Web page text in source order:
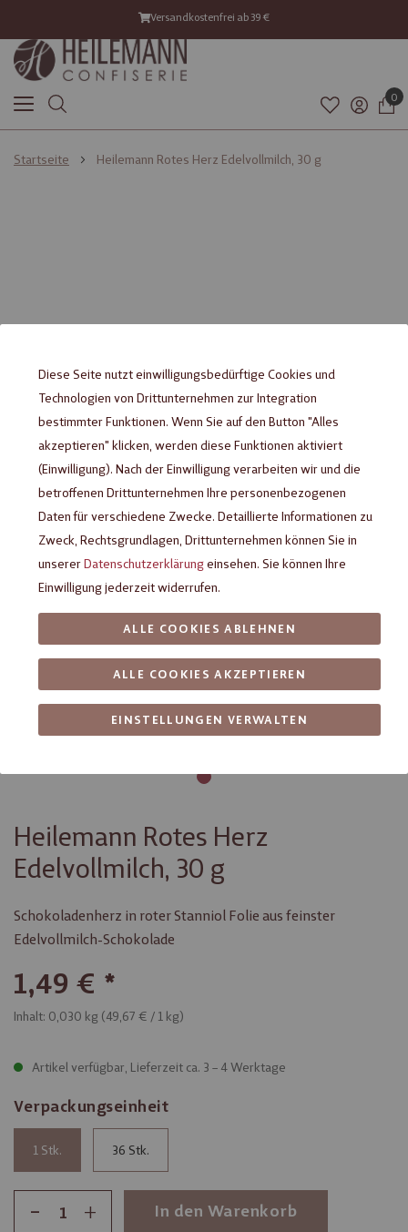
Versandkostenfrei ab 39 €
0
Startseite Heilemann Rotes Herz Edelvollmilch, 30 g
Heilemann Rotes Herz
Edelvollmilch, 30 g
1,49 €
Schokoladenherz in roter Stanniol Folie aus feinster
Edelvollmilch-Schokolade
Inhalt: 0,030 kg (49,67 € / 1 kg)
Artikel verfügbar, Lieferzeit ca. 3 – 4 Werktage
Verpackungseinheit
1 36
- + In den Warenkorb
Diese Seite nutzt einwilligungsbedürftige Cookies und
Technologien von Drittunternehmen zur Integration
bestimmter Funktionen. Wenn Sie auf den Button "Alles
akzeptieren" klicken, werden diese Funktionen aktiviert
(Einwilligung). Nach der Einwilligung verarbeiten wir und die
betroffenen Drittunternehmen Ihre personenbezogenen
Daten für verschiedene Zwecke. Detaillierte Informationen zu
Zweck, Rechtsgrundlagen, Drittunternehmen können Sie in
unsererDatenschutzerklärungeinsehen. Sie können Ihre
Einwilligung jederzeit widerrufen.
EINSTELLUNGEN VERWALTEN
ALLE COOKIES AKZEPTIEREN
ALLE COOKIES ABLEHNEN